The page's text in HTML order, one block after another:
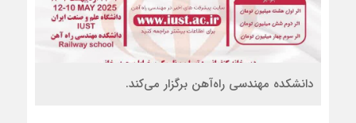
دانشکده مهندسی راه‌آهن برگزار می‌کند.